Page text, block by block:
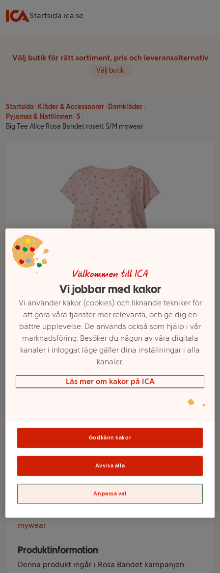
Startsida ica.se
Välj butik för rätt sortiment, pris och leveransalternativ
Välj butik
Startsida Kläder & Accessoarer
Damkläder
Pyjamas & Nattlinnen S
Big Tee Alice Rosa Bandet rosett S/M mywear
Big Tee Alice Rosa
Bandet rosett S/M
mywear
mywear
Produktinformation
Denna produkt ingår i Rosa Bandet kampanjen.
Välj butik och handla
Sortimentet kan variera mellan butikerna
Välkommen till ICA
Vi jobbar med kakor
Vi använder kakor (cookies) och liknande tekniker för
att göra våra tjänster mer relevanta, och ge dig en
bättre upplevelse. De används också som hjälp i vår
marknadsföring. Besöker du någon av våra digitala
kanaler i inloggat läge gäller dina inställningar i alla
kanaler.
Läs mer om kakor på ICA
Godkänn kakor
Avvisa alla
Anpassa val